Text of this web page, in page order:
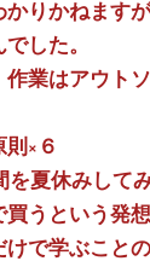
かりかねます
した。
作業はアウト
則×６
を夏休みして
買うという発想
けで学ぶこと